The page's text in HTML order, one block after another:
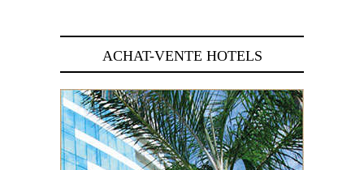
ACHAT-VENTE HOTELS